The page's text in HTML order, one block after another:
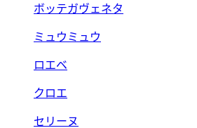
ボッテガヴェネタ
ミュウミュウ
ロエベ
クロエ
セリーヌ